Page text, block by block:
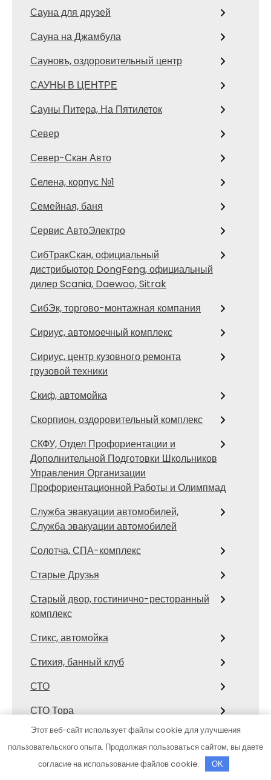
Сауна для друзей
Сауна на Джамбула
Сауновъ, оздоровительный центр
САУНЫ В ЦЕНТРЕ
Сауны Питера, На Пятилеток
Север
Север-Скан Авто
Селена, корпус №1
Семейная, баня
Сервис АвтоЭлектро
СибТракСкан, официальный
дистрибьютор DongFeng, официальный
дилер Scania, Daewoo, Sitrak
СибЭк, торгово-монтажная компания
Сириус, автомоечный комплекс
Сириус, центр кузовного ремонта
грузовой техники
Скиф, автомойка
Скорпион, оздоровительный комплекс
СКФУ, Отдел Профориентации и
Дополнительной Подготовки Школьников
Управления Организации
Профориентационной Работы и Олимпмад
Служба эвакуации автомобилей,
Служба эвакуации автомобилей
Солотча, СПА-комплекс
Старые Друзья
Старый двор, гостинично-ресторанный
комплекс
Стикс, автомойка
Стихия, банный клуб
СТО
СТО Тора
Столярка 22, производственно-
торговая компания
Этот веб-сайт использует файлы cookie для улучшения
пользовательского опыта. Продолжая пользоваться сайтом, вы даете
согласие на использование файлов cookie.
OK